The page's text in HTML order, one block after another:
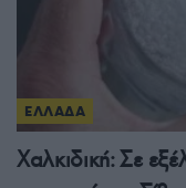
ΕΛΛΑΔΑ
Χαλκιδική: Σε